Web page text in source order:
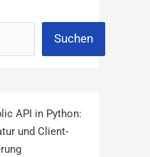
Suchen
API in Python:
und Client-